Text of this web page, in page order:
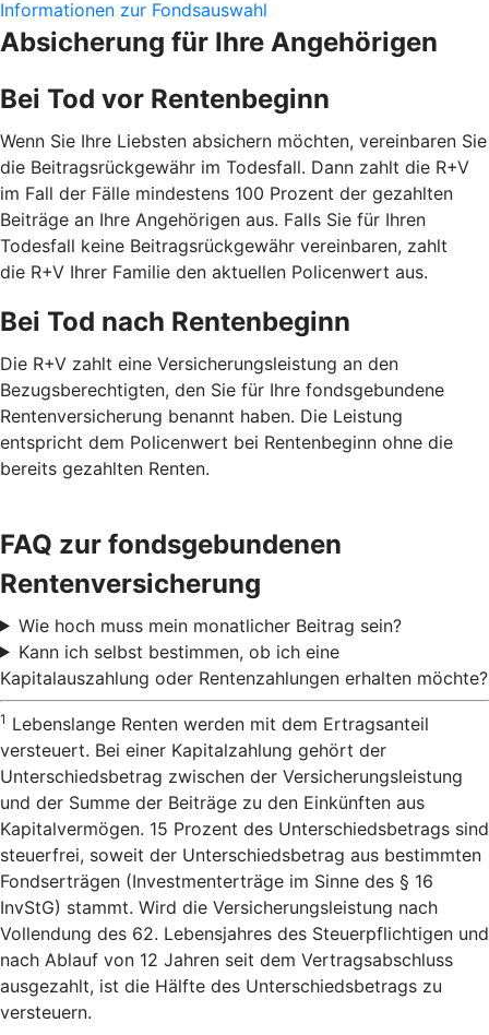
Informationen zur Fondsauswahl
Absicherung für Ihre Angehörigen
Bei Tod vor Rentenbeginn
Wenn Sie Ihre Liebsten absichern möchten, vereinbaren Sie
die Beitragsrückgewähr im Todesfall. Dann zahlt die R+V
im Fall der Fälle mindestens 100 Prozent der gezahlten
Beiträge an Ihre Angehörigen aus. Falls Sie für Ihren
Todesfall keine Beitragsrückgewähr vereinbaren, zahlt
die R+V Ihrer Familie den aktuellen Policenwert aus.
Bei Tod nach Rentenbeginn
Die R+V zahlt eine Versicherungsleistung an den
Bezugsberechtigten, den Sie für Ihre fondsgebundene
Rentenversicherung benannt haben. Die Leistung
entspricht dem Policenwert bei Rentenbeginn ohne die
bereits gezahlten Renten.
FAQ zur fondsgebundenen
Rentenversicherung
Wie hoch muss mein monatlicher Beitrag sein?
Kann ich selbst bestimmen, ob ich eine
Kapitalauszahlung oder Rentenzahlungen erhalten möchte?
1 Lebenslange Renten werden mit dem Ertragsanteil
versteuert. Bei einer Kapitalzahlung gehört der
Unterschiedsbetrag zwischen der Versicherungsleistung
und der Summe der Beiträge zu den Einkünften aus
Kapitalvermögen. 15 Prozent des Unterschiedsbetrags sind
steuerfrei, soweit der Unterschiedsbetrag aus bestimmten
Fondserträgen (Investmenterträge im Sinne des § 16
InvStG) stammt. Wird die Versicherungsleistung nach
Vollendung des 62. Lebensjahres des Steuerpflichtigen und
nach Ablauf von 12 Jahren seit dem Vertragsabschluss
ausgezahlt, ist die Hälfte des Unterschiedsbetrags zu
versteuern.